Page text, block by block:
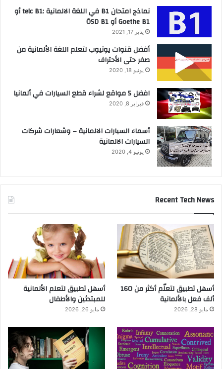
نماذج امتحان B1 في اللغة الالمانية :telc B1 أو
Goethe B1 أو ÖSD B1
يناير 17, 2021
أفضل قنوات يوتيوب لتعلم اللغة الألمانية من
صفر حتى الأحتراف
يونيو 18, 2020
افضل 5 مواقع لشراء قطع السيارات في ألمانيا
فبراير 8, 2020
أسماء السيارات الالمانية – وشعارات شركات
السيارات الالمانية
يونيو 4, 2020
Recent Tech News
أسهل تطبيق لتعلّم أكثر من 160
ألف فعل بالألمانية
مايو 28, 2026
أسهل تطبيق لتعلم الألمانية
للمبتدئين والأطفال
مايو 26, 2026